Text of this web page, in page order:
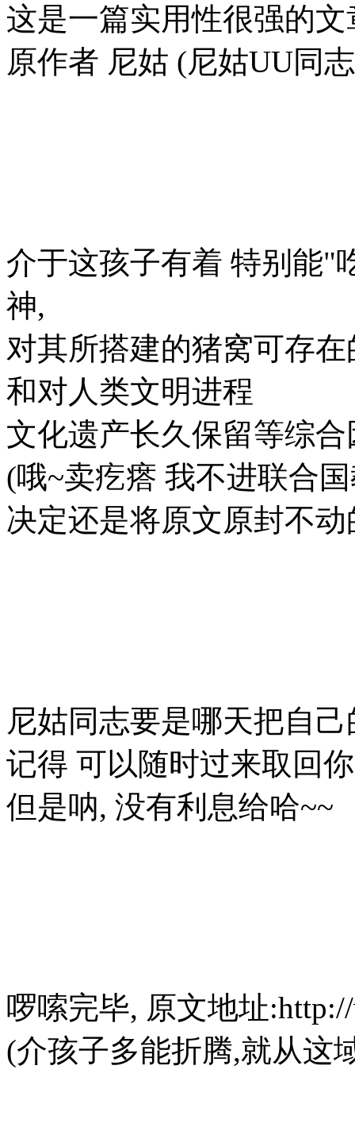
这是一篇实用性很强的文
原作者 尼姑 (尼姑UU同
介于这孩子有着 特别能"
神,
对其所搭建的猪窝可存
和对人类文明进程
文化遗产长久保留等综
(哦~卖疙瘩 我不进联合
决定还是将原文原封不
尼姑同志要是哪天把自
记得 可以随时过来取回
但是呐, 没有利息给哈~~
啰嗦完毕, 原文地址
(介孩子多能折腾,就从这